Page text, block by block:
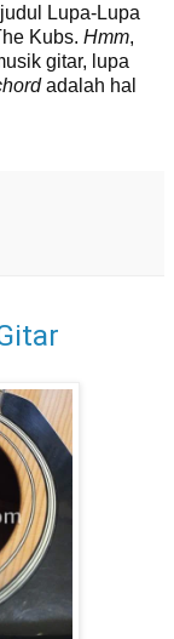
Lupa-Lupa
Kubs. Hmm,
gitar, lupa
adalah hal